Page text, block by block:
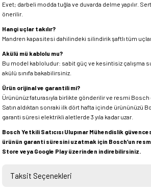
Evet; darbeli modda tuğla ve duvarda delme yapılır.
önerilir.
Hangi uçlar takılır?
Mandren kapasitesi dahilindeki silindirik şaftlı tüm uçlar
Akülü mü kablolu mu?
Bu model kabloludur: sabit güç ve kesintisiz çalışma
akülü sınıfa bakabilirsiniz.
Ürün orijinal ve garantili mi?
Ürününüz faturasıyla birlikte gönderilir ve resmi Bosch
Satın aldıktan sonraki ilk dört hafta içinde ürününüzü
garanti süresi elektrikli aletlerde 3 yıla kadar uzar.
Bosch Yetkili Satıcısı Ulupınar Mühendislik
ürünün garanti süresini uzatmak için Bosch’un
Store veya Google Play üzerinden indirebilirsiniz.
Taksit Seçenekleri